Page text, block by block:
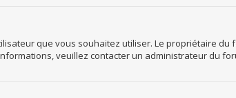
que vous souhaitez utiliser. Le propriétaire du
veuillez contacter un administrateur du